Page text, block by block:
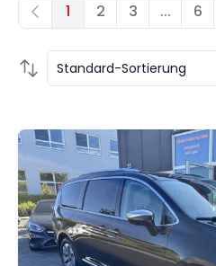
First page
1 2 3 ... 6
Standard-Sortierung